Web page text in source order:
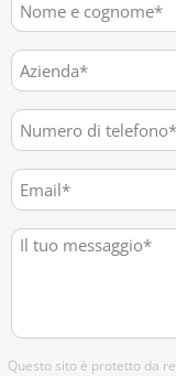
Questo sito è protetto da